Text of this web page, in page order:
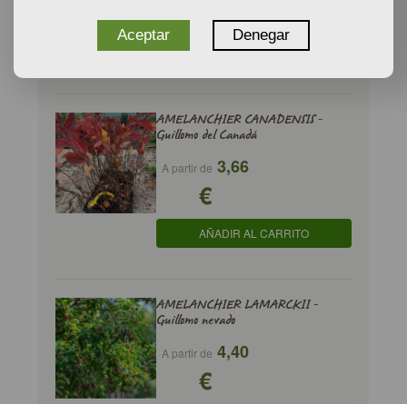
AÑADIR AL CARRITO
AMELANCHIER CANADENSIS -
Guillomo del Canadá
A partir de 3,66
€
AÑADIR AL CARRITO
AMELANCHIER LAMARCKII -
Guillomo nevado
A partir de 4,40
€
Aceptar Denegar